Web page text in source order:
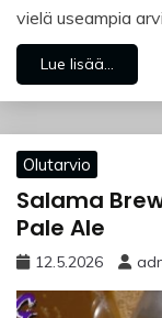
vielä useampia
Lue lisää...
Olutarvio
Salama
Pale Ale
12.5.2026